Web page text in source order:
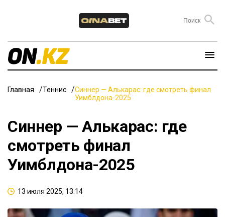
Главная Теннис
Синнер — Алькарас: где смотреть финал
Уимблдона-2025
Синнер — Алькарас: где
смотреть финал
Уимблдона-2025
13 июля 2025, 13:14